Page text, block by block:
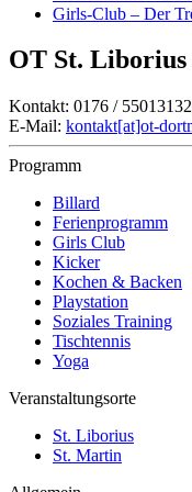
Girls-Club – Der
OT St.
Kontakt: 0176 / 55013132
E-Mail: kontakt[at]ot-
Programm
Billard
Ferienprogramm
Girls Club
Kicker
Kochen & Backen
Playstation
Soziales Training
Tischtennis
Yoga
Veranstaltungsorte
St. Liborius
St. Martin